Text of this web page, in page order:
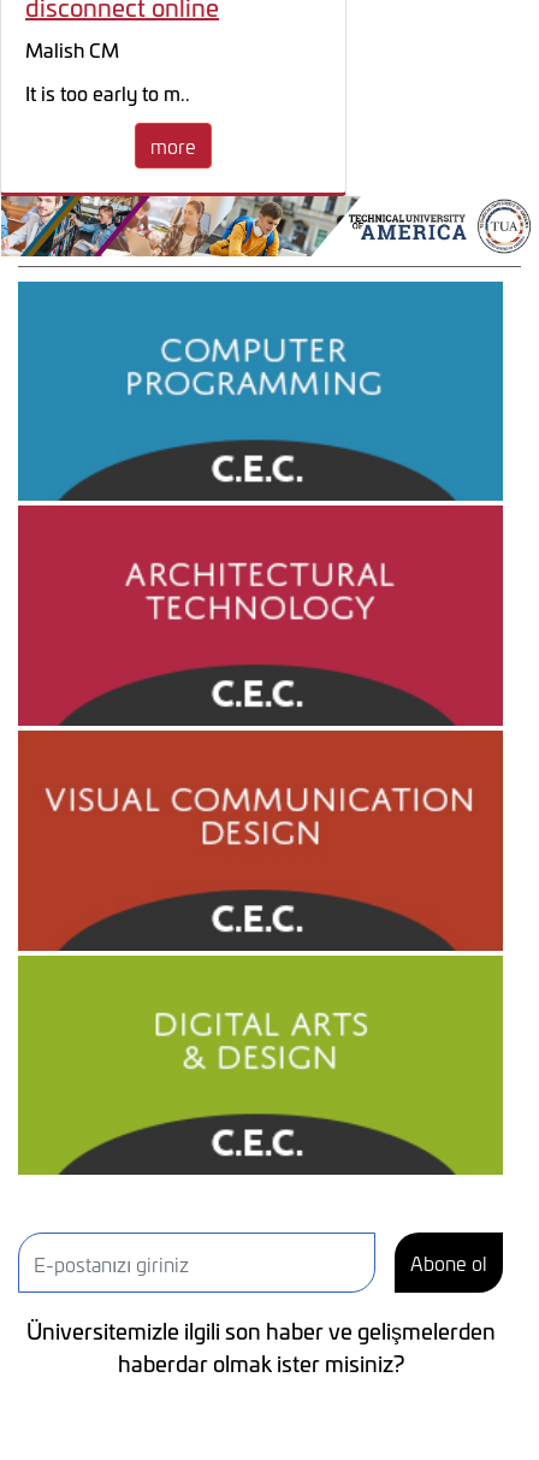
Malish CM
It is too early to m..
more
Abone ol
Üniversitemizle ilgili son haber ve gelişmelerden
haberdar olmak ister misiniz?